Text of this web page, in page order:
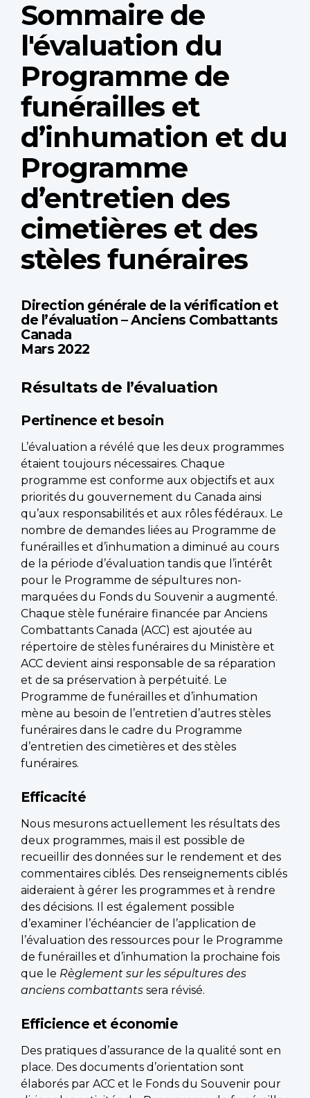
Sommaire de
l'évaluation du
Programme de
funérailles et
d’inhumation et du
Programme
d’entretien des
cimetières et des
stèles funéraires
Direction générale de la vérification et
de l’évaluation – Anciens Combattants
Canada
Mars 2022
Résultats de l’évaluation
Pertinence et besoin
L’évaluation a révélé que les deux programmes
étaient toujours nécessaires. Chaque
programme est conforme aux objectifs et aux
priorités du gouvernement du Canada ainsi
qu’aux responsabilités et aux rôles fédéraux. Le
nombre de demandes liées au Programme de
funérailles et d’inhumation a diminué au cours
de la période d’évaluation tandis que l’intérêt
pour le Programme de sépultures non-
marquées du Fonds du Souvenir a augmenté.
Chaque stèle funéraire financée par Anciens
Combattants Canada (ACC) est ajoutée au
répertoire de stèles funéraires du Ministère et
ACC devient ainsi responsable de sa réparation
et de sa préservation à perpétuité. Le
Programme de funérailles et d’inhumation
mène au besoin de l’entretien d’autres stèles
funéraires dans le cadre du Programme
d’entretien des cimetières et des stèles
funéraires.
Efficacité
Nous mesurons actuellement les résultats des
deux programmes, mais il est possible de
recueillir des données sur le rendement et des
commentaires ciblés. Des renseignements ciblés
aideraient à gérer les programmes et à rendre
des décisions. Il est également possible
d’examiner l’échéancier de l’application de
l’évaluation des ressources pour le Programme
de funérailles et d’inhumation la prochaine fois
que le Règlement sur les sépultures des
anciens combattants sera révisé.
Efficience et économie
Des pratiques d’assurance de la qualité sont en
place. Des documents d’orientation sont
élaborés par ACC et le Fonds du Souvenir pour